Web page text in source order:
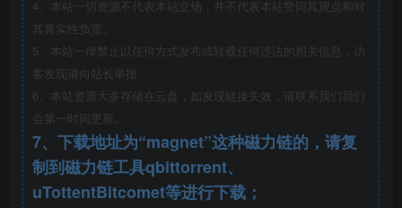
4、本站一切资源不代表本站立场，并不代表本站赞同其观点和对
其真实性负责。
5、本站一律禁止以任何方式发布或转载任何违法的相关信息，访
客发现请向站长举报
6、本站资源大多存储在云盘，如发现链接失效，请联系我们我们
会第一时间更新。
7、下载地址为“magnet”这种磁力链的，请复
制到磁力链工具qbittorrent、
uTottentBitcomet等进行下载；